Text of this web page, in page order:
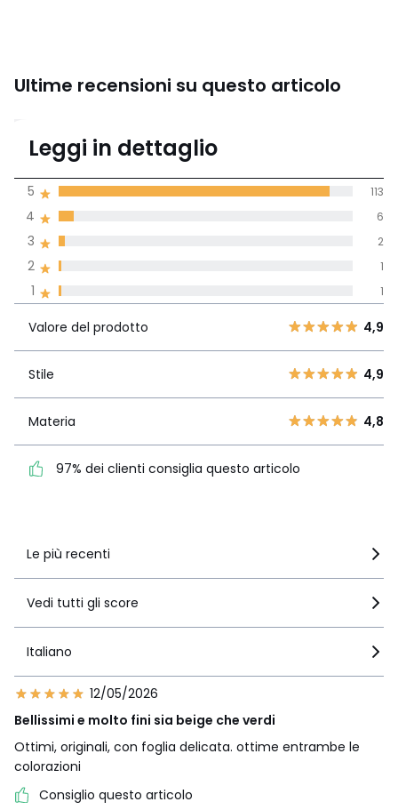
Ultime recensioni su questo articolo
4,9
di media tenendo
conto di tutti i
1 1
2
3 2
4
5 4,9
questo articolo
Leggi in dettaglio
1 1
2 1
3 2
4 6
5 113
Valore del prodotto 4,9
Stile 4,9
Materia 4,8
97% dei clienti consiglia questo articolo
Le più recenti
Vedi tutti gli score
Italiano
12/05/2026
Bellissimi e molto fini sia beige che verdi
Ottimi, originali, con foglia delicata. ottime entrambe le
colorazioni
Consiglio questo articolo